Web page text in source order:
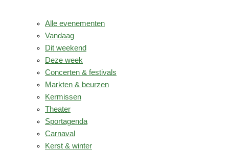
Alle evenementen
Vandaag
Dit weekend
Deze week
Concerten & festivals
Markten & beurzen
Kermissen
Theater
Sportagenda
Carnaval
Kerst & winter